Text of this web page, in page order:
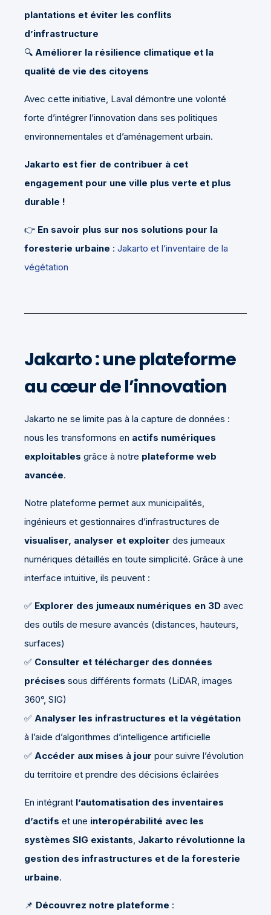
plantations et éviter les conflits
d’infrastructure
🔍 Améliorer la résilience climatique et la
qualité de vie des citoyens
Avec cette initiative, Laval démontre une volonté
forte d’intégrer l’innovation dans ses politiques
environnementales et d’aménagement urbain.
Jakarto est fier de contribuer à cet
engagement pour une ville plus verte et plus
durable !
👉 En savoir plus sur nos solutions pour la
foresterie urbaine : Jakarto et l’inventaire de la
végétation
Jakarto : une plateforme
au cœur de l’innovation
Jakarto ne se limite pas à la capture de données :
nous les transformons en actifs numériques
exploitables grâce à notre plateforme web
avancée.
Notre plateforme permet aux municipalités,
ingénieurs et gestionnaires d’infrastructures de
visualiser, analyser et exploiter des jumeaux
numériques détaillés en toute simplicité. Grâce à une
interface intuitive, ils peuvent :
✅ Explorer des jumeaux numériques en 3D avec
des outils de mesure avancés (distances, hauteurs,
surfaces)
✅ Consulter et télécharger des données
précises sous différents formats (LiDAR, images
360°, SIG)
✅ Analyser les infrastructures et la végétation
à l’aide d’algorithmes d’intelligence artificielle
✅ Accéder aux mises à jour pour suivre l’évolution
du territoire et prendre des décisions éclairées
En intégrant l’automatisation des inventaires
d’actifs et une interopérabilité avec les
systèmes SIG existants Jakarto révolutionne la
gestion des infrastructures et de la foresterie
urbaine.
📌 Découvrez notre plateforme :